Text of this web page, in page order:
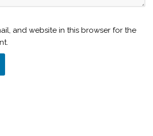
and website in this browser for the